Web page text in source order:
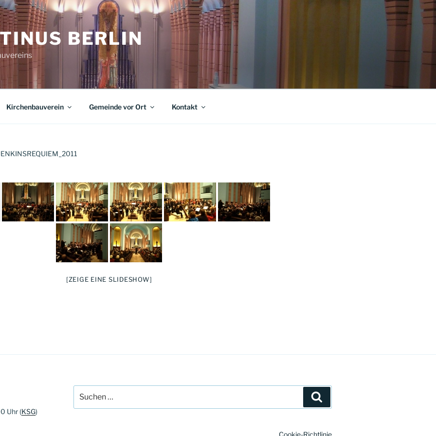
BERLIN
Kirchenbauverein Gemeinde vor Ort Kontakt
[ZEIGE EINE SLIDESHOW]
Uhr (KSG)
nach: